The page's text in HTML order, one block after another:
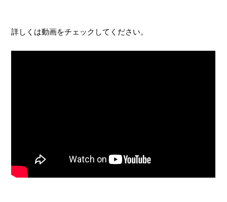
詳しくは動画をチェックしてください。